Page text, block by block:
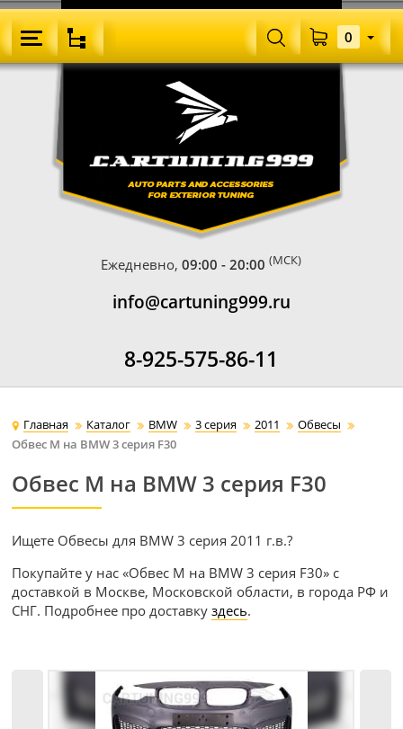
Ежедневно,09:00 - 20:00 (МСК)
info@cartuning999.ru
8-925-575-86-11
0
Главная Каталог BMW 3 серия 2011
Обвесы
Обвес M на BMW 3 серия F30
Обвес M на BMW 3 серия F30
Ищете Обвесы для BMW 3 серия 2011 г.в.?
Покупайте у нас «Обвес M на BMW 3 серия F30» с
доставкой в Москве, Московской области, в города РФ и
СНГ. Подробнее про доставкуздесь.